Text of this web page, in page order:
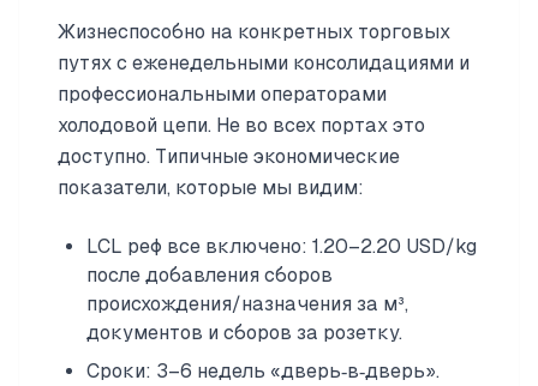
Жизнеспособно на конкретных торговых
путях с еженедельными консолидациями и
профессиональными операторами
холодовой цепи. Не во всех портах это
доступно. Типичные экономические
показатели, которые мы видим:
LCL реф все включено: 1.20–2.20 USD/kg
после добавления сборов
происхождения/назначения за м³,
документов и сборов за розетку.
Сроки: 3–6 недель «дверь‑в‑дверь».